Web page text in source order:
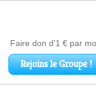
Faire don d'1 € par
Rejoins le Groupe !